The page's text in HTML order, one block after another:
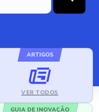
ARTIGOS
VER TODOS
GUIA DE INOVAÇÃO